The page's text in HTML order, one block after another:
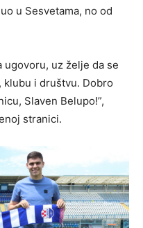
u Sesvetama, no od
ugovoru, uz želje da se
i društvu. Dobro
Slaven Belupo!”,
stranici.